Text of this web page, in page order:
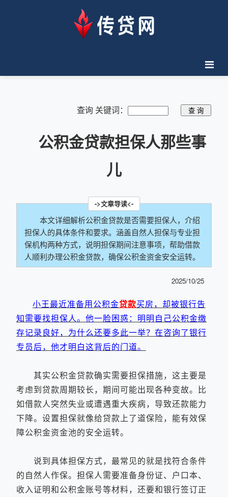
查询 关键词：
公积金贷款担保人那些事
儿
本文详细解析公积金贷款是否需要担保人，介绍
担保人的具体条件和要求。涵盖自然人担保与专业担
保机构两种方式，说明担保期间注意事项，帮助借款
人顺利办理公积金贷款，确保公积金资金安全运转。
2025/10/25
小王最近准备用公积金贷款买房，却被银行告
知需要找担保人。他一脸困惑：明明自己公积金缴
存记录良好，为什么还要多此一举？在咨询了银行
专员后，他才明白这背后的门道。
其实公积金贷款确实需要担保措施，这主要是
考虑到贷款周期较长，期间可能出现各种变故。比
如借款人突然失业或遭遇重大疾病，导致还款能力
下降。设置担保就像给贷款上了道保险，能有效保
障公积金资金池的安全运转。
说到具体担保方式，最常见的就是找符合条件
的自然人作保。担保人需要准备身份证、户口本、
收入证明和公积金账号等材料，还要和银行签订正